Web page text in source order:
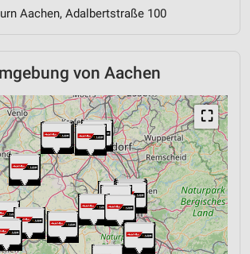
Aachen, Adalbertstraße 100
von Aachen
⛶